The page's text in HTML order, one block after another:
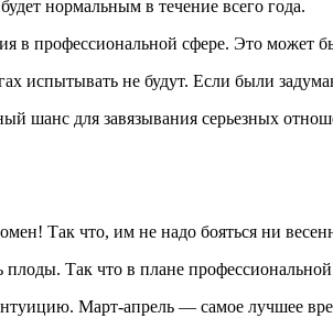
нормальным в течение всего года.
в профессиональной сфере. Это может
испытывать не будут. Если были
шанс для завязывания серьезных
Так что, им не надо бояться ни
Так что в плане
Март-апрель — самое лучшее